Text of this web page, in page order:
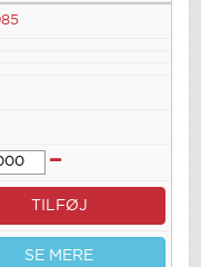
TILFØJ
SE MERE